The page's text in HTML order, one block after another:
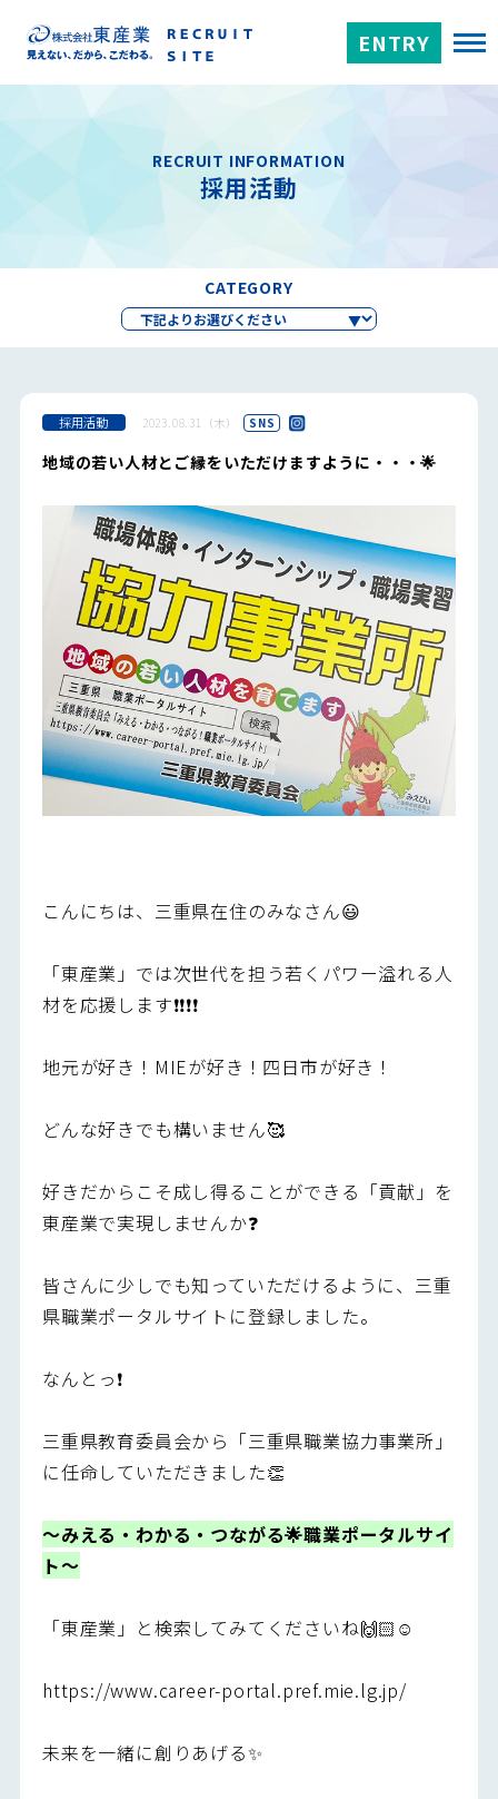
ENTRY
RECRUIT INFORMATION
採用活動
CATEGORY
採用活動 2023.08.31（木） SNS
地域の若い人材とご縁をいただけますように・・・🌟
こんにちは、三重県在住のみなさん😃
「東産業」では次世代を担う若くパワー溢れる人
材を応援します❗️❗️❗️❗️
地元が好き！MIEが好き！四日市が好き！
どんな好きでも構いません🥰
好きだからこそ成し得ることができる「貢献」を
東産業で実現しませんか❓
皆さんに少しでも知っていただけるように、三重
県職業ポータルサイトに登録しました。
なんとっ❗️
三重県教育委員会から「三重県職業協力事業所」
に任命していただきました👏
～みえる・わかる・つながる🌟職業ポータルサイ
ト～
「東産業」と検索してみてくださいね🙌🏻☺️
https://www.career-portal.pref.mie.lg.jp/
未来を一緒に創りあげる✨